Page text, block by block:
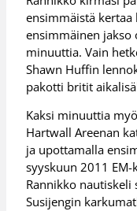
ensimmäistä
ensimmäinen jakso
minuuttia. Vain
Shawn Huffin
pakotti britit
Kaksi minuuttia
Hartwall Areenan
ja upottamalla
syyskuun 2011
Rannikko nautiskeli
Susijengin